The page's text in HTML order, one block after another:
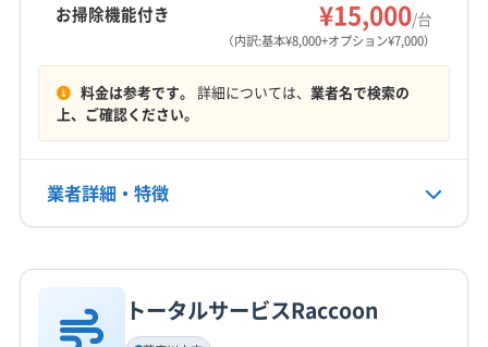
なし
電話番号
公式HP
公式サイトなし
お掃除機能付き ¥15,000/台
（内訳:基本¥8,000+オプション¥7,000）
料金は参考です。 詳細については、 業者名で検索の
上、ご確認ください。
業者詳細・特徴
基本情報
代表者名
トータルサービスRaccoon